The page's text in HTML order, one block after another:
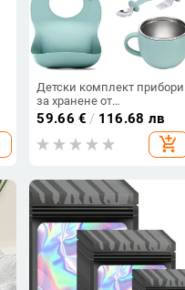
Детски комплект прибори
за хранене от
неръждаема стомана:
чиния, купа и чашка;
силиконов бебешки
59.66 € / 116.68 лв
add_shopping_cart